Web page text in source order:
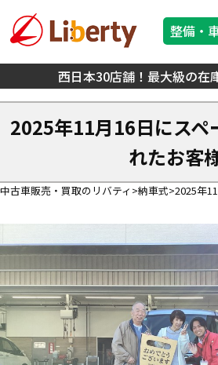
西日本30店舗！最大級の在
整備・
2025年11月16日にスペ
れたお客
中古車販売・買取のリバティ 納車式 2025年